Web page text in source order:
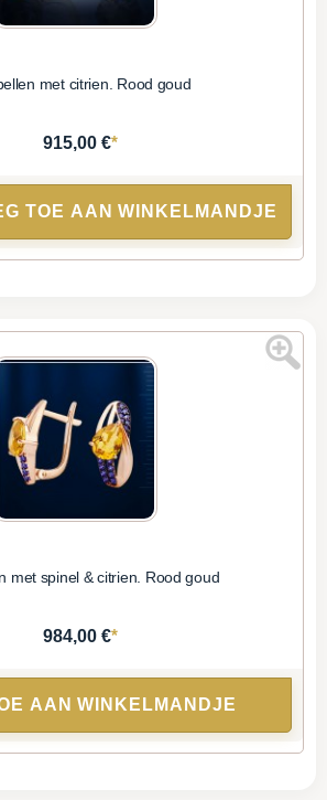
met citrien. Rood goud
915,00 €*
TOE AAN WINKELMANDJE
met spinel & citrien. Rood goud
984,00 €*
AAN WINKELMANDJE